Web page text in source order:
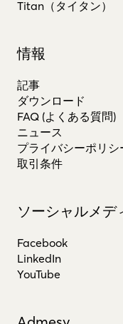
Titan（タイタン）
情報
記事
ダウンロード
FAQ (よくある質問)
ニュース
プライバシーポリシ
取引条件
ソーシャルメデ
Facebook
LinkedIn
YouTube